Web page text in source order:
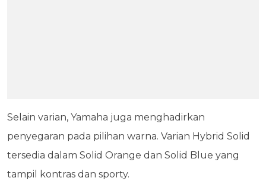
Selain varian, Yamaha juga menghadirkan
penyegaran pada pilihan warna. Varian Hybrid Solid
tersedia dalam Solid Orange dan Solid Blue yang
tampil kontras dan sporty.